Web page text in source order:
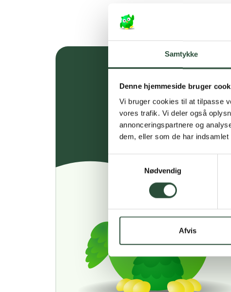
Samtykke
Denne hjemmeside bruger
Vi bruger cookies til at tilpasse
vores trafik. Vi deler også
annonceringspartnere og
dem, eller som de har
Nødvendig
Afvis